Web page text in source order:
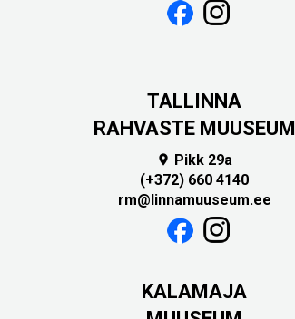
TALLINNA
RAHVASTE MUUSEUM
 Pikk 29a
(+372) 660 4140
rm@linnamuuseum.ee
KALAMAJA